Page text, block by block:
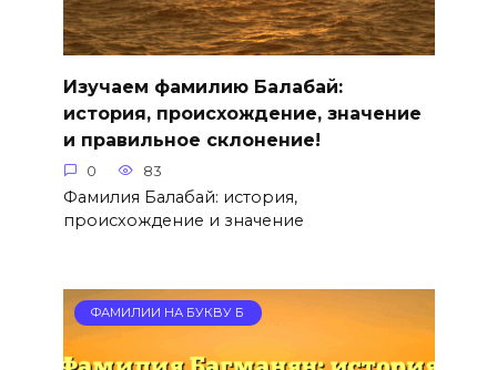
Изучаем фамилию Балабай:
история, происхождение, значение
и правильное склонение!
0 83
Фамилия Балабай: история,
происхождение и значение
ФАМИЛИИ НА БУКВУ Б